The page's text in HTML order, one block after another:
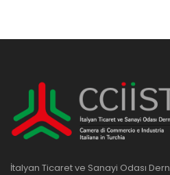
İtalyan Ticaret ve Sanayi Odası